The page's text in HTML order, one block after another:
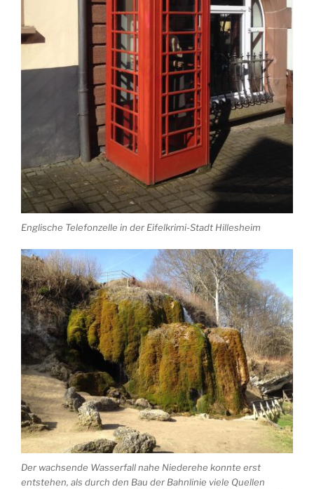
Englische Telefonzelle in der Eifelkrimi-Stadt Hillesheim
Der wachsende Wasserfall nahe Niederehe konnte erst
entstehen, als durch den Bau der Bahnlinie viele Quellen